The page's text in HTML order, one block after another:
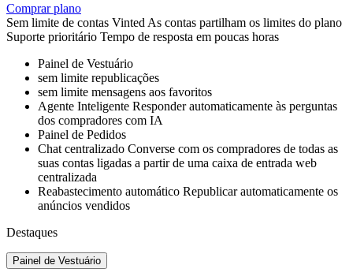
Comprar plano
Sem limite de contas Vinted As contas partilham os limites do plano
Suporte prioritário Tempo de resposta em poucas horas
Painel de Vestuário
sem limite republicações
sem limite mensagens aos favoritos
Agente Inteligente Responder automaticamente às perguntas
dos compradores com IA
Painel de Pedidos
Chat centralizado Converse com os compradores de todas as
suas contas ligadas a partir de uma caixa de entrada web
centralizada
Reabastecimento automático Republicar automaticamente os
anúncios vendidos
Destaques
Painel de Vestuário